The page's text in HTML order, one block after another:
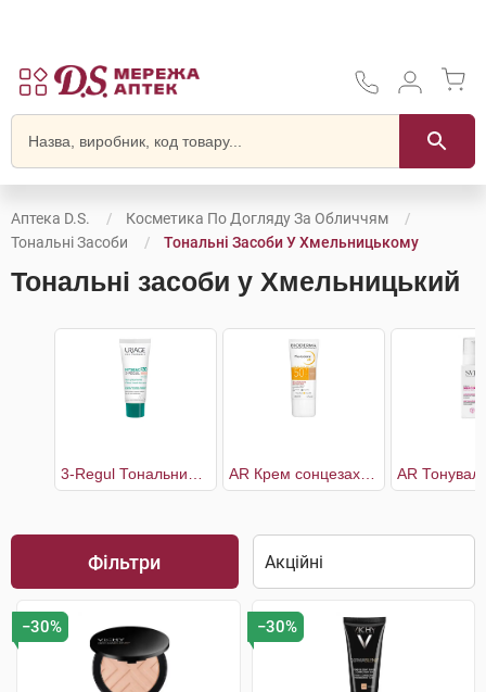
Аптека D.S.
Косметика По Догляду За Обличчям
Тональні Засоби
Тональні Засоби У Хмельницькому
Тональні засоби у Хмельницький
Фільтри
−30% −30%